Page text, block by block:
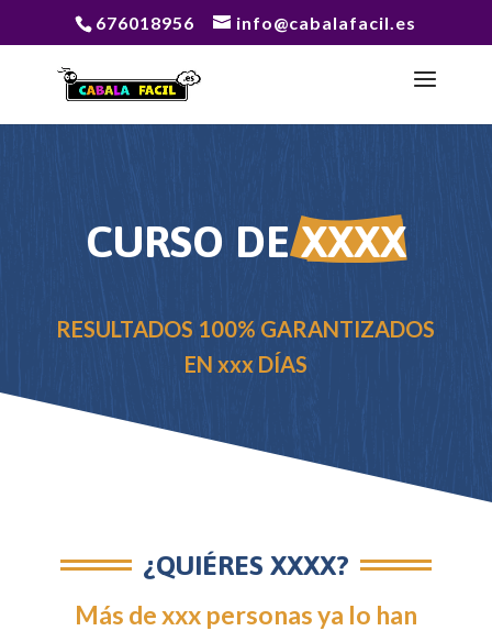
676018956 info@cabalafacil.es
CURSO DE XXXX
RESULTADOS 100% GARANTIZADOS
EN xxx DÍAS
¿QUIÉRES XXXX?
Más de xxx personas ya lo han